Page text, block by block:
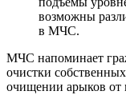
возможны
в МЧС.
МЧС напоминает
очистки
очищении арыков от